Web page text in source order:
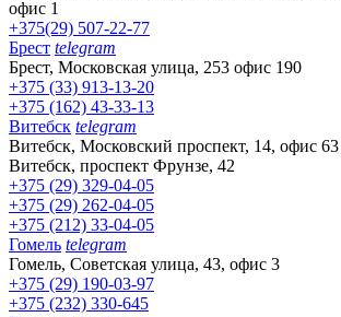
офис 1
+375(29) 507-22-77
Брест telegram
Брест, Московская улица, 253 офис 190
+375 (33) 913-13-20
+375 (162) 43-33-13
Витебск telegram
Витебск, Московский проспект, 14, офис 63
Витебск, проспект Фрунзе, 42
+375 (29) 329-04-05
+375 (29) 262-04-05
+375 (212) 33-04-05
Гомель telegram
Гомель, Советская улица, 43, офис 3
+375 (29) 190-03-97
+375 (232) 330-645